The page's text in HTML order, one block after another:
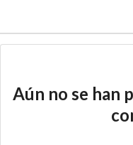
Aún no se han